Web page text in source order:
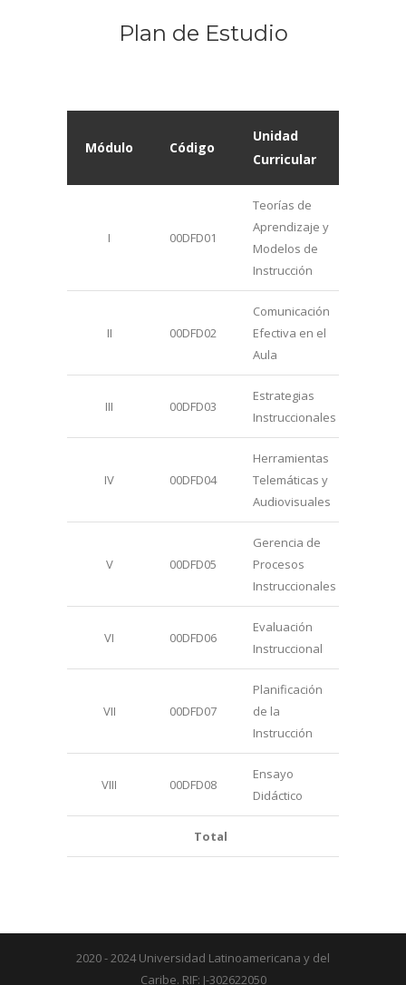
Plan de Estudio
Módulo Código
Unidad
Curricular
I 00DFD01
Teorías de
Aprendizaje y
Modelos de
Instrucción
II 00DFD02
Comunicación
Efectiva en el
Aula
III 00DFD03
Estrategias
Instruccionales
IV 00DFD04
Herramientas
Telemáticas y
Audiovisuales
V 00DFD05
Gerencia de
Procesos
Instruccionales
VI 00DFD06
Evaluación
Instruccional
VII 00DFD07
Planificación
de la
Instrucción
VIII 00DFD08
Ensayo
Didáctico
Total
2020 - 2024 Universidad Latinoamericana y del
Caribe. RIF: J-302622050